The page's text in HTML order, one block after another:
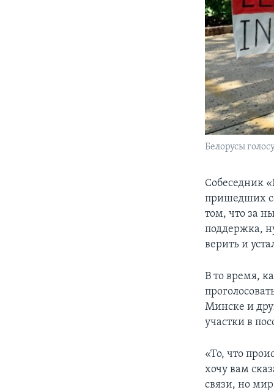
Белорусы
Собеседник
пришедших
том, что за
поддержка,
верить и
В то время,
Минске и
участки в
«То, что
хочу вам
связи, но